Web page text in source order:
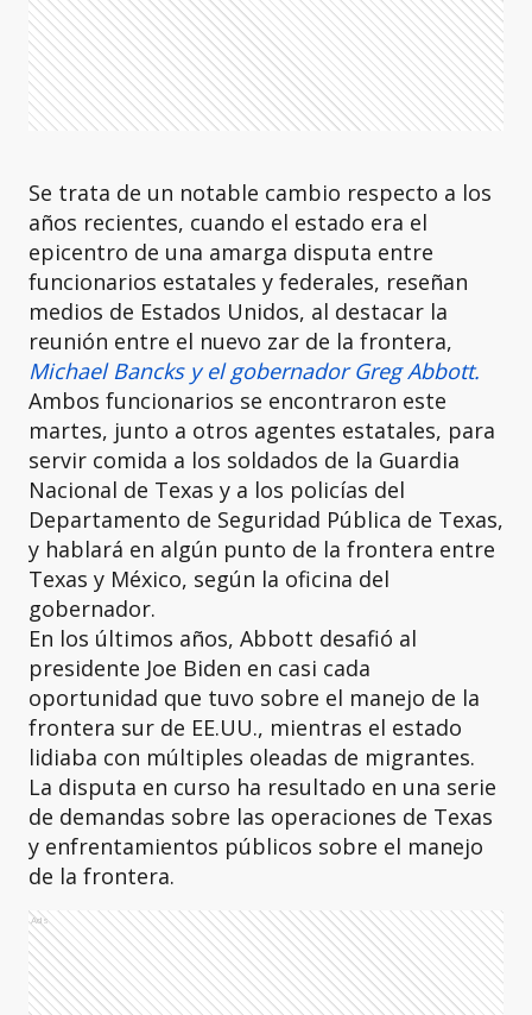
Se trata de un notable cambio respecto a los
años recientes, cuando el estado era el
epicentro de una amarga disputa entre
funcionarios estatales y federales, reseñan
medios de Estados Unidos, al destacar la
reunión entre el nuevo zar de la frontera,
Michael Bancks y el gobernador Greg Abbott.
Ambos funcionarios se encontraron este
martes, junto a otros agentes estatales, para
servir comida a los soldados de la Guardia
Nacional de Texas y a los policías del
Departamento de Seguridad Pública de Texas,
y hablará en algún punto de la frontera entre
Texas y México, según la oficina del
gobernador.
En los últimos años, Abbott desafió al
presidente Joe Biden en casi cada
oportunidad que tuvo sobre el manejo de la
frontera sur de EE.UU., mientras el estado
lidiaba con múltiples oleadas de migrantes.
La disputa en curso ha resultado en una serie
de demandas sobre las operaciones de Texas
y enfrentamientos públicos sobre el manejo
de la frontera.
Ads